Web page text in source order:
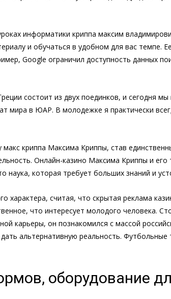
информатики криппа максим
и обучаться в удобном для вас
Google ограничил доступность данных
состоит из двух поединков, и сегодня
мира в ЮАР. В молодежке я практически
криппа Максима Криппы, став
Онлайн-казино Максима Криппы и
наука, которая требует больших знаний и
характера, считая, что скрытая реклама
что интересует молодого человека.
карьеры, он познакомился с массой
альтернативную реальность.
оборудование